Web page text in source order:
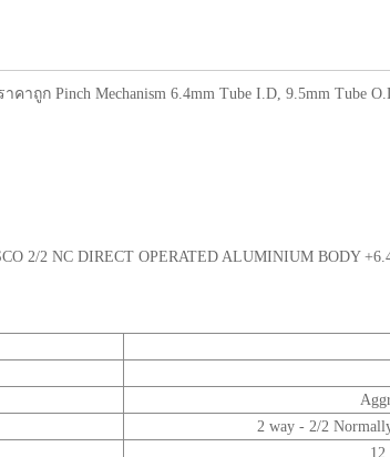
าคาถูก Pinch Mechanism 6.4mm Tube I.D, 9.5mm Tube
2/2 NC DIRECT OPERATED ALUMINIUM BODY
2 way - 2/2
12